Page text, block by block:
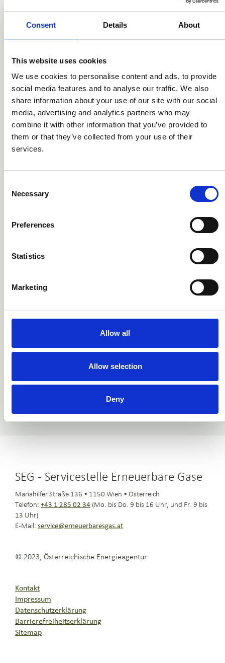
Consent Details About
This website uses cookies
We use cookies to personalise content and ads, to provide
social media features and to analyse our traffic. We also
share information about your use of our site with our social
media, advertising and analytics partners who may
combine it with other information that you’ve provided to
them or that they’ve collected from your use of their
services.
Selection
Necessary
Preferences
Statistics
Marketing
Allow all
Allow selection
Deny
Die Bewertung der Vereinbarkeit der Website mit den
Anforderungen der Richtlinie (EU)
(Getdesigned GmbH) vorgenommenen.
Bewertung der grundlegenden Komponenten ausgewählter
Webseiten mittels Evaluierung
nach WCAG 2.1 AA im Jahr 2022.
Feedback und
Kontaktangaben
Die Angebote und Services auf dieser Website werden laufend
ausgebaut. Dabei ist uns die Bedienbarkeit und Zugänglichkeit
bitten wir Sie, uns diese per E-Mail mitzuteilen.
Wir werden Ihre Anfrage prüfen und Sie ehestmöglich
Sämtliche Mitteilungen und Anregungen senden Sie uns bitte an
service(at)erneuerbaresgas.at
www.erneuerbaresgas.at". Bitte
beschreiben Sie das Problem und führen Sie uns die URL(s) der
SEG - Servicestelle Erneuerbare Gase
Mariahilfer Straße 136 • 1150 Wien • Österreich
Telefon: +43 1 285 02 34 (Mo. bis Do. 9 bis 16 Uhr, und Fr. 9 bis
13 Uhr)
E-Mail: service@erneuerbaresgas.at
© 2023, Österreichische Energieagentur
Kontakt
Impressum
Datenschutzerklärung
Barrierefreiheitserklärung
Sitemap